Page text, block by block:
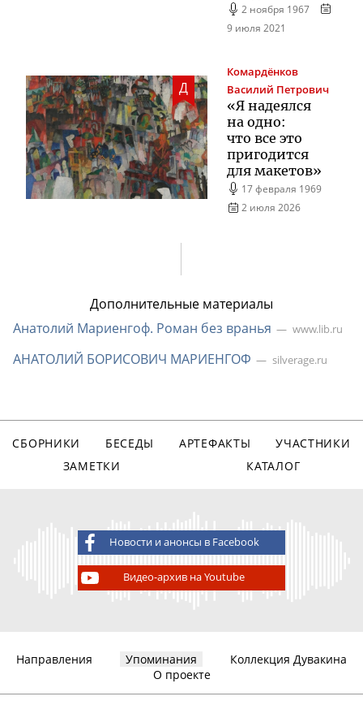
2 ноября 1967
9 июля 2021
Д
Комардёнков
Василий Петрович
«Я надеялся
на одно:
что все это
пригодится
для макетов»
17 февраля 1969
2 июля 2026
Дополнительные материалы
Анатолий Мариенгоф. Роман без вранья
www.lib.ru
АНАТОЛИЙ БОРИСОВИЧ МАРИЕНГОФ silverage.ru
СБОРНИКИ БЕСЕДЫ АРТЕФАКТЫ
УЧАСТНИКИ
ЗАМЕТКИ
КАТАЛОГ
Новости и анонсы в Facebook
Видео-архив на Youtube
Направления Упоминания
Коллекция Дувакина
О проекте